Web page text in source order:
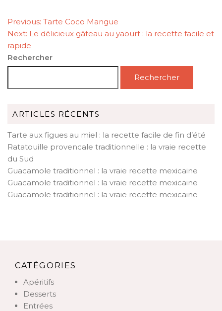
NAVIGATION
DE
L’ARTICLE
Previous: Tarte Coco Mangue
Next: Le délicieux gâteau au yaourt : la recette facile et
rapide
Rechercher
Rechercher
ARTICLES RÉCENTS
Tarte aux figues au miel : la recette facile de fin d’été
Ratatouille provencale traditionnelle : la vraie recette
du Sud
Guacamole traditionnel : la vraie recette mexicaine
Guacamole traditionnel : la vraie recette mexicaine
Guacamole traditionnel : la vraie recette mexicaine
CATÉGORIES
Apéritifs
Desserts
Entrées